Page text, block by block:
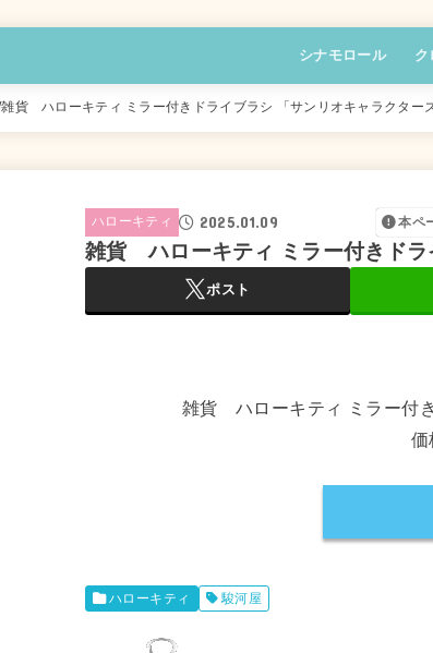
シナモロール ク
雑貨 ハローキティ ミラー付きドライブラシ 「サンリオキャラクターズ
ハローキティ 2025.01.09 本ペ
雑貨 ハローキティ ミラー付きドラ
ポスト
雑貨 ハローキティ ミラー付
価
ハローキティ 駿河屋